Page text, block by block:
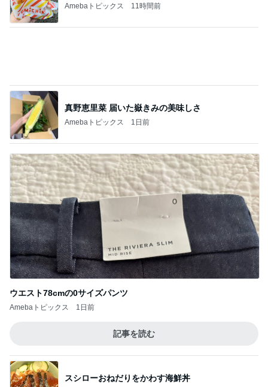
ウエスト78cmの0サイズパンツ
Amebaトピックス 1日前
記事を読む
Amebaトピックス 1日前
お盆休みに重なる演習と通信制限